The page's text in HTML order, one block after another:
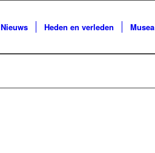
Nieuws Heden en verleden Musea